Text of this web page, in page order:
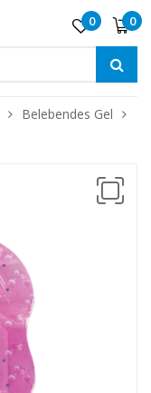
0 0
Belebendes Gel
❅